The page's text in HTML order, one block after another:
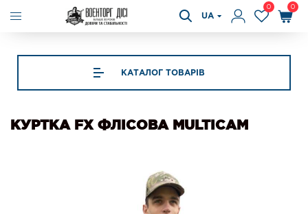
UA
0 0
КАТАЛОГ ТОВАРІВ
КУРТКА FX ФЛІСОВА MULTICAM